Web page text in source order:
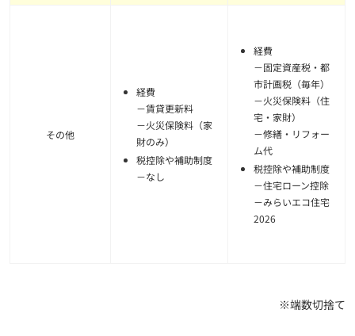
その他
経費
－賃貸更新料
－火災保険料（家
財のみ）
税控除や補助制度
－なし
経費
－固定資産税・都
市計画税（毎年）
－火災保険料（住
宅・家財）
－修繕・リフォー
ム代
税控除や補助制度
－住宅ローン控除
－みらいエコ住宅
2026
※端数切捨て